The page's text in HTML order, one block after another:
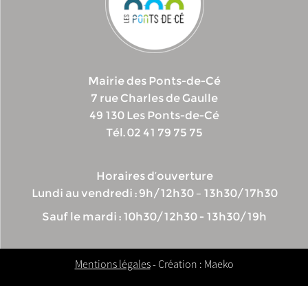
Mairie des Ponts-de-Cé
7 rue Charles de Gaulle
49 130 Les Ponts-de-Cé
Tél. 02 41 79 75 75
Horaires d’ouverture
Lundi au vendredi : 9h/12h30 – 13h30/17h30
Sauf le mardi : 10h30/12h30 - 13h30/19h
Mentions légales- Création : Maeko